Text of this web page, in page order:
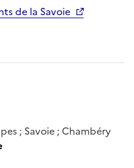
de la Savoie
; Savoie ; Chambéry